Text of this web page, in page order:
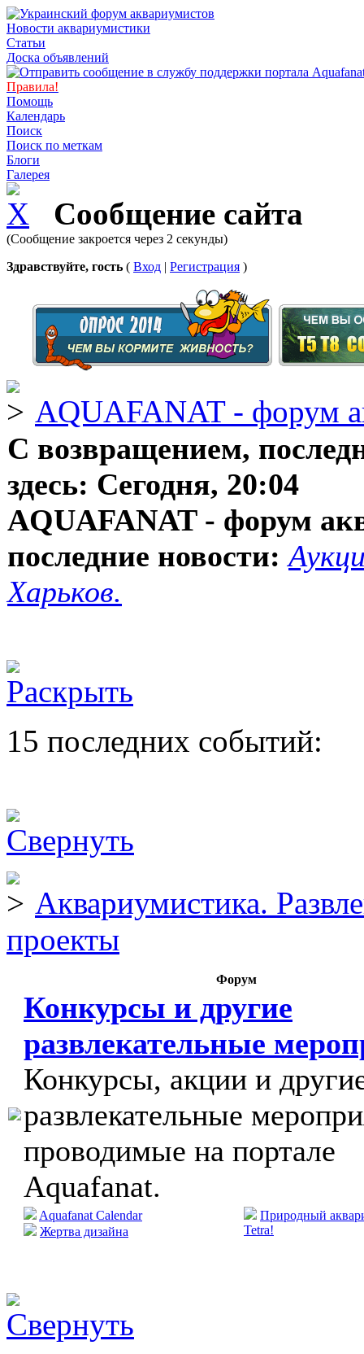
Новости аквариумистики
Статьи
Доска объявлений
Правила!
Помощь
Календарь
Поиск
Поиск по меткам
Блоги
Галерея
Сообщение сайта
(Сообщение закроется через 2 секунды)
Здравствуйте, гость ( Вход | Регистрация )
AQUAFANAT - форум
С возвращением,
здесь: Сегодня, 20:04
AQUAFANAT - форум
последние новости:
Харьков.
15 последних событий:
Аквариумистика.
проекты
Форум
Конкурсы и другие
развлекательные
Конкурсы, акции и
развлекательные
проводимые на портале
Aquafanat.
Aquafanat Calendar
Жертва дизайна
Природный
Tetra!